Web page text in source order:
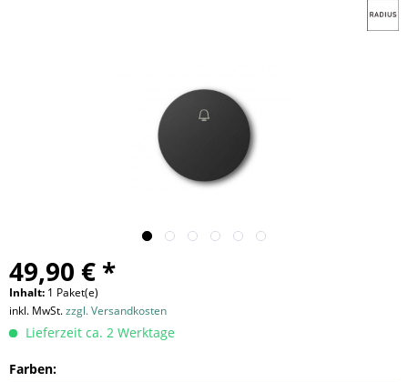
49,90 € *
Inhalt: 1 Paket(e)
inkl. MwSt.zzgl. Versandkosten
Lieferzeit ca. 2 Werktage
Farben: